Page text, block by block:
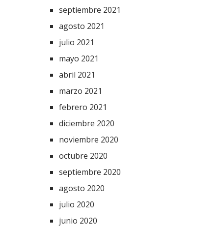
septiembre 2021
agosto 2021
julio 2021
mayo 2021
abril 2021
marzo 2021
febrero 2021
diciembre 2020
noviembre 2020
octubre 2020
septiembre 2020
agosto 2020
julio 2020
junio 2020